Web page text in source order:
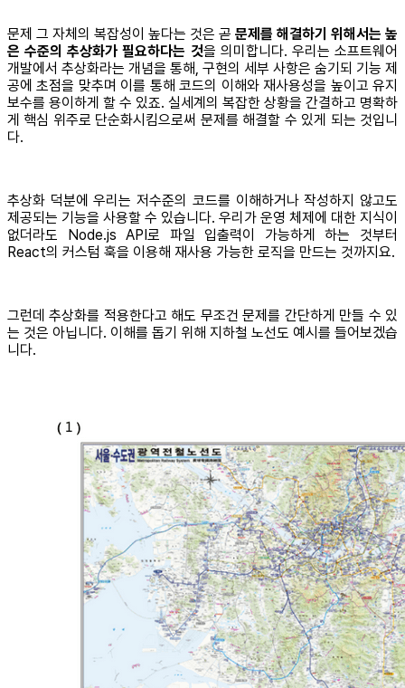
문제 그 자체의 복잡성이 높다는 것은 곧 문제를 해결하기 위해서는 높
은 수준의 추상화가 필요하다는 것을 의미합니다. 우리는 소프트웨어
개발에서 추상화라는 개념을 통해, 구현의 세부 사항은 숨기되 기능 제
공에 초점을 맞추며 이를 통해 코드의 이해와 재사용성을 높이고 유지
보수를 용이하게 할 수 있죠. 실세계의 복잡한 상황을 간결하고 명확하
게 핵심 위주로 단순화시킴으로써 문제를 해결할 수 있게 되는 것입니
다.
추상화 덕분에 우리는 저수준의 코드를 이해하거나 작성하지 않고도
제공되는 기능을 사용할 수 있습니다. 우리가 운영 체제에 대한 지식이
없더라도 Node.js API로 파일 입출력이 가능하게 하는 것부터
React의 커스텀 훅을 이용해 재사용 가능한 로직을 만드는 것까지요.
그런데 추상화를 적용한다고 해도 무조건 문제를 간단하게 만들 수 있
는 것은 아닙니다. 이해를 돕기 위해 지하철 노선도 예시를 들어보겠습
니다.